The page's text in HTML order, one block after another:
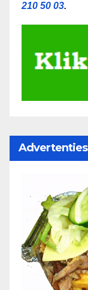
210 50 03.
Advertenties